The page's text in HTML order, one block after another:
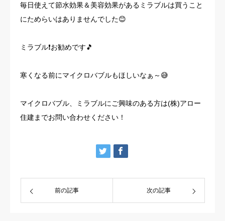
毎日使えて節水効果＆美容効果があるミラブルは買うこと
にためらいはありませんでした😊
ミラブル❗️お勧めです🎵
寒くなる前にマイクロバブルもほしいなぁ～😅
マイクロバブル、ミラブルにご興味のある方は(株)アロー
住建までお問い合わせください！
前の記事 次の記事